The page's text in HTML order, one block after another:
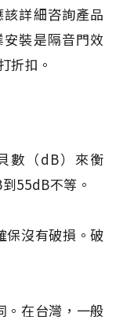
詳細咨詢產品
裝是隔音門效
折扣。
數（dB）來衡
55dB不等。
保沒有破損。破
。在台灣，一般